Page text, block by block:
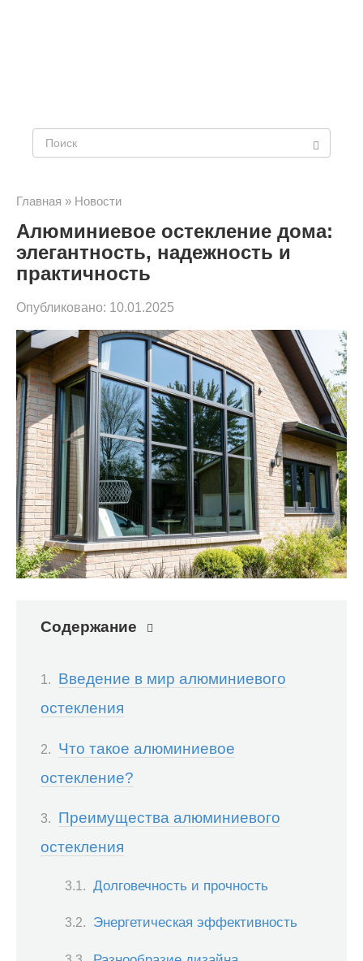
Главная » Новости
Алюминиевое остекление дома:
элегантность, надежность и
практичность
Опубликовано: 10.01.2025
Содержание
Введение в мир алюминиевого
остекления
Что такое алюминиевое
остекление?
Преимущества алюминиевого
остекления
Долговечность и прочность
Энергетическая эффективность